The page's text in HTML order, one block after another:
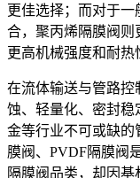
更佳选择；而对于
合，聚丙烯隔膜阀则
更高机械强度和耐热
在流体输送与管路控
蚀、轻量化、密封稳
金等行业不可或缺的
膜阀、PVDF隔膜阀
隔膜阀品类，却因基